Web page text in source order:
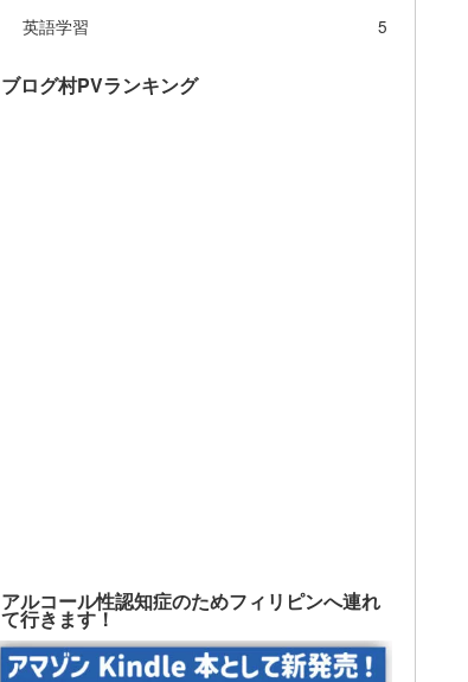
英語学習
5
ブログ村PVランキング
アルコール性認知症のためフィリピンへ連れ
て行きます！